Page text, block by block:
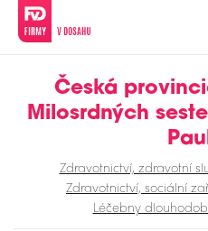
Česká
Milosrdných
Zdravotnictví, zdravotní
Zdravotnictví, sociální
Léčebny